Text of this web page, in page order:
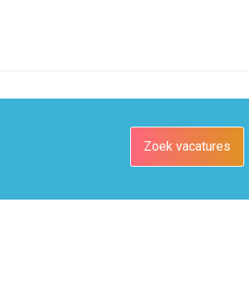
Zoek vacatures